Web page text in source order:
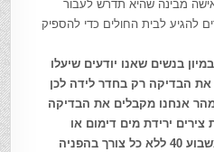
מבינה שהיא תדרש לעבור
להגיע לבית החולים כדי להספיק
בנשים שאנו יודעים שיעלו
הבדיקה רק בחדר לידה לכן
מהר אנחנו מקבלים את הבדיקה
צירים ירידת מים דימום או
הפחתה בתנועת עובר והחל משבוע 40 ללא כל צורך בהפניה